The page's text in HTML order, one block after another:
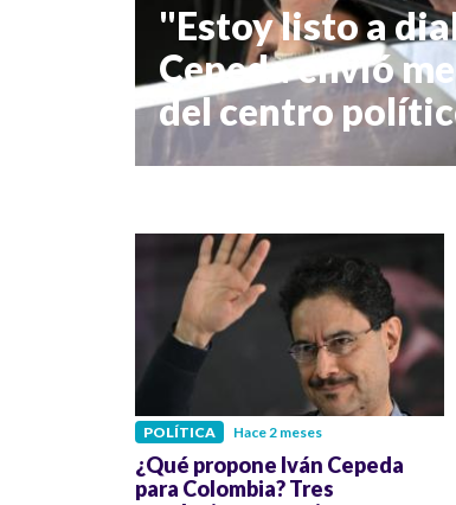
"Estoy listo a
Cepeda envió
del centro
POLÍTICA Hace 2 meses
¿Qué propone Iván Cepeda
para Colombia? Tres